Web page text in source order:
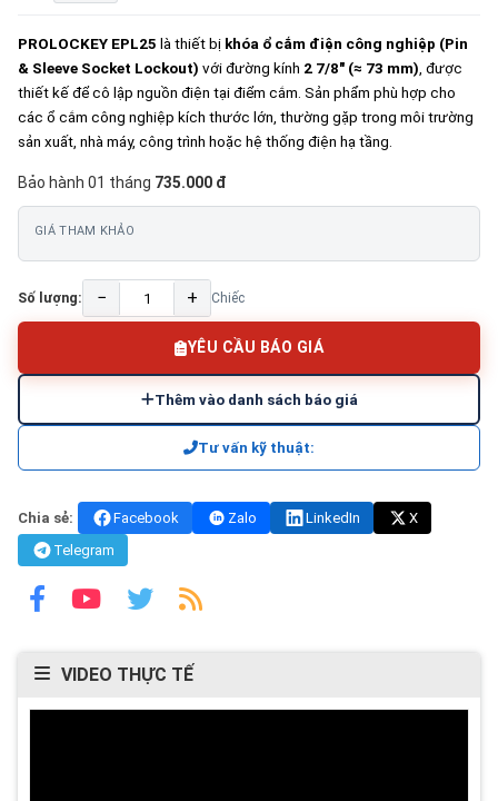
PROLOCKEY EPL25 là thiết bị khóa ổ cắm điện công nghiệp (Pin
& Sleeve Socket Lockout) với đường kính 2 7/8″ (≈ 73 mm) , được
thiết kế để cô lập nguồn điện tại điểm cắm. Sản phẩm phù hợp cho
các ổ cắm công nghiệp kích thước lớn, thường gặp trong môi trường
sản xuất, nhà máy, công trình hoặc hệ thống điện hạ tầng.
Bảo hành 01 tháng 735.000 đ
GIÁ THAM KHẢO
Số lượng: − + Chiếc
YÊU CẦU BÁO GIÁ
Thêm vào danh sách báo giá
Tư vấn kỹ thuật:
Chia sẻ: Facebook Zalo LinkedIn
X
Telegram
VIDEO THỰC TẾ